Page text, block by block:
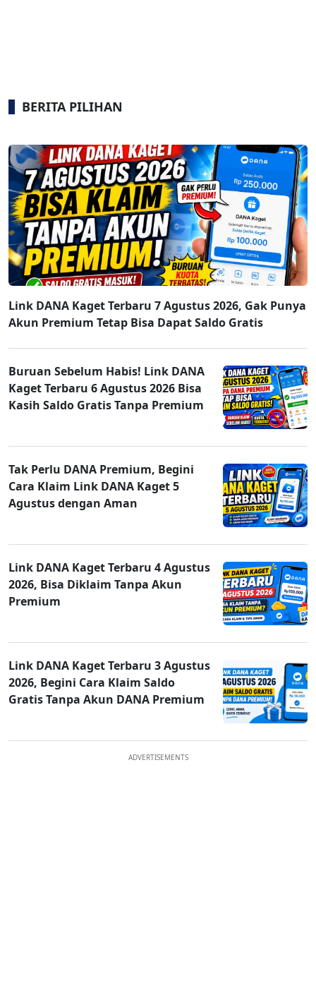
BERITA PILIHAN
Link DANA Kaget Terbaru 7 Agustus 2026, Gak Punya
Akun Premium Tetap Bisa Dapat Saldo Gratis
Buruan Sebelum Habis! Link DANA
Kaget Terbaru 6 Agustus 2026 Bisa
Kasih Saldo Gratis Tanpa Premium
Tak Perlu DANA Premium, Begini
Cara Klaim Link DANA Kaget 5
Agustus dengan Aman
Link DANA Kaget Terbaru 4 Agustus
2026, Bisa Diklaim Tanpa Akun
Premium
Link DANA Kaget Terbaru 3 Agustus
2026, Begini Cara Klaim Saldo
Gratis Tanpa Akun DANA Premium
ADVERTISEMENTS